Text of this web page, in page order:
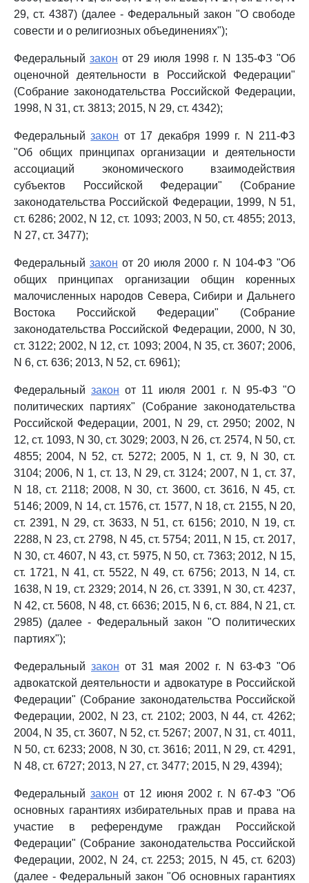
29, ст. 4387) (далее - Федеральный закон "О свободе
совести и о религиозных объединениях");
Федеральный закон от 29 июля 1998 г. N 135-ФЗ "Об
оценочной деятельности в Российской Федерации"
(Собрание законодательства Российской Федерации,
1998, N 31, ст. 3813; 2015, N 29, ст. 4342);
Федеральныйзакон от 17 декабря 1999 г. N 211-ФЗ
"Об общих принципах организации и деятельности
ассоциаций экономического взаимодействия
субъектов Российской Федерации" (Собрание
законодательства Российской Федерации, 1999, N 51,
ст. 6286; 2002, N 12, ст. 1093; 2003, N 50, ст. 4855; 2013,
N 27, ст. 3477);
Федеральный закон от 20 июля 2000 г. N 104-ФЗ "Об
общих принципах организации общин коренных
малочисленных народов Севера, Сибири и Дальнего
Востока Российской Федерации" (Собрание
законодательства Российской Федерации, 2000, N 30,
ст. 3122; 2002, N 12, ст. 1093; 2004, N 35, ст. 3607; 2006,
N 6, ст. 636; 2013, N 52, ст. 6961);
Федеральный закон от 11 июля 2001 г. N 95-ФЗ "О
политических партиях" (Собрание законодательства
Российской Федерации, 2001, N 29, ст. 2950; 2002, N
12, ст. 1093, N 30, ст. 3029; 2003, N 26, ст. 2574, N 50, ст.
4855; 2004, N 52, ст. 5272; 2005, N 1, ст. 9, N 30, ст.
3104; 2006, N 1, ст. 13, N 29, ст. 3124; 2007, N 1, ст. 37,
N 18, ст. 2118; 2008, N 30, ст. 3600, ст. 3616, N 45, ст.
5146; 2009, N 14, ст. 1576, ст. 1577, N 18, ст. 2155, N 20,
ст. 2391, N 29, ст. 3633, N 51, ст. 6156; 2010, N 19, ст.
2288, N 23, ст. 2798, N 45, ст. 5754; 2011, N 15, ст. 2017,
N 30, ст. 4607, N 43, ст. 5975, N 50, ст. 7363; 2012, N 15,
ст. 1721, N 41, ст. 5522, N 49, ст. 6756; 2013, N 14, ст.
1638, N 19, ст. 2329; 2014, N 26, ст. 3391, N 30, ст. 4237,
N 42, ст. 5608, N 48, ст. 6636; 2015, N 6, ст. 884, N 21, ст.
2985) (далее - Федеральный закон "О политических
партиях");
Федеральный закон от 31 мая 2002 г. N 63-ФЗ "Об
адвокатской деятельности и адвокатуре в Российской
Федерации" (Собрание законодательства Российской
Федерации, 2002, N 23, ст. 2102; 2003, N 44, ст. 4262;
2004, N 35, ст. 3607, N 52, ст. 5267; 2007, N 31, ст. 4011,
N 50, ст. 6233; 2008, N 30, ст. 3616; 2011, N 29, ст. 4291,
N 48, ст. 6727; 2013, N 27, ст. 3477; 2015, N 29, 4394);
Федеральный закон от 12 июня 2002 г. N 67-ФЗ "Об
основных гарантиях избирательных прав и права на
участие в референдуме граждан Российской
Федерации" (Собрание законодательства Российской
Федерации, 2002, N 24, ст. 2253; 2015, N 45, ст. 6203)
(далее - Федеральный закон "Об основных гарантиях